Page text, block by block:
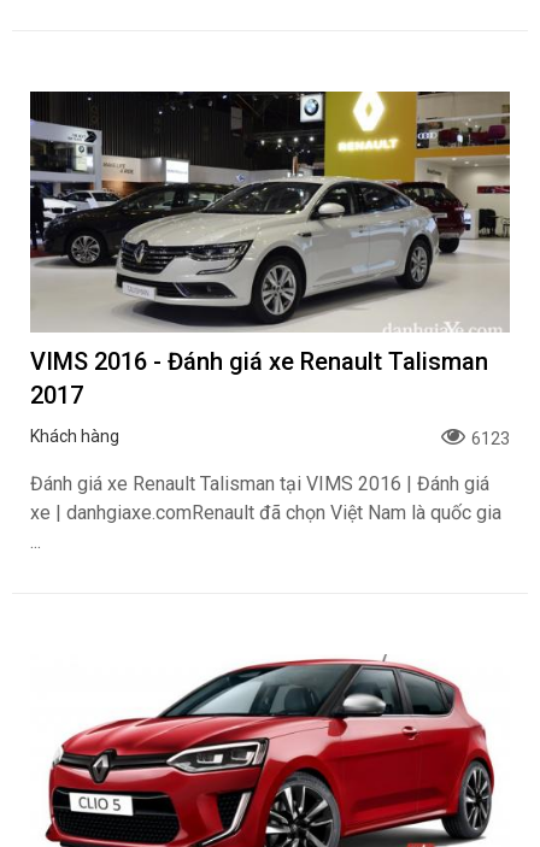
VIMS 2016 - Đánh giá xe Renault Talisman
2017
Khách hàng 6123
Đánh giá xe Renault Talisman tại VIMS 2016 | Đánh giá
xe | danhgiaxe.comRenault đã chọn Việt Nam là quốc gia
...